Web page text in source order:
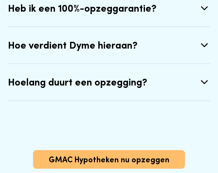
Heb ik een 100%-opzeggarantie?
Hoe verdient Dyme hieraan?
Hoelang duurt een opzegging?
GMAC Hypotheken nu opzeggen